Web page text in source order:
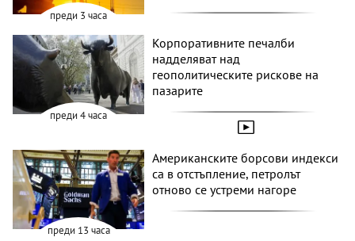
преди 3 часа
преди 4 часа
Корпоративните печалби
надделяват над
геополитическите рискове на
пазарите
преди 13 часа
Американските борсови индекси
са в отстъпление, петролът
отново се устреми нагоре